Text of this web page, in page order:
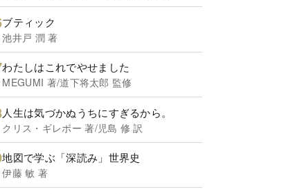
ブティック
池井戸 潤 著
わたしはこれでやせました
MEGUMI 著/道下将太郎 監修
人生は気づかぬうちにすぎるから。
クリス・ギレボー 著/児島 修 訳
地図で学ぶ「深読み」世界史
伊藤 敏 著